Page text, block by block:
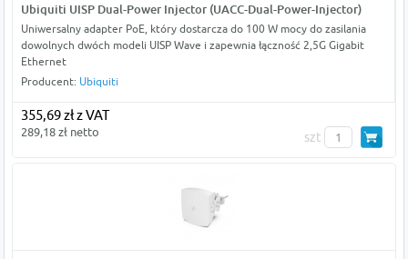
Ubiquiti UISP Dual-Power Injector (UACC-Dual-Power-Injector)
Uniwersalny adapter PoE, który dostarcza do 100 W mocy do zasilania
dowolnych dwóch modeli UISP Wave i zapewnia łączność 2,5G Gigabit
Ethernet
Producent: Ubiquiti
355,69 zł z VAT
289,18 zł netto szt